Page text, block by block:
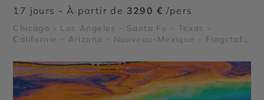
17 jours - À partir de 3290 € /pers
Chicago - Los Angeles - Santa Fe - Texas -
Californie - Arizona - Nouveau-Mexique - Flagstaff